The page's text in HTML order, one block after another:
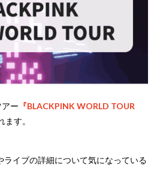
ー 『BLACKPINK WORLD TOUR
ます。
イブの詳細について気になっている